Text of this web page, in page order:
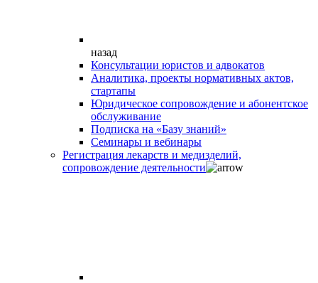
назад
Консультации юристов и адвокатов
Аналитика, проекты нормативных актов,
стартапы
Юридическое сопровождение и абонентское
обслуживание
Подписка на «Базу знаний»
Семинары и вебинары
Регистрация лекарств и медизделий,
сопровождение деятельности